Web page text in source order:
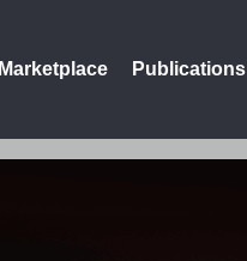
Marketplace Publications